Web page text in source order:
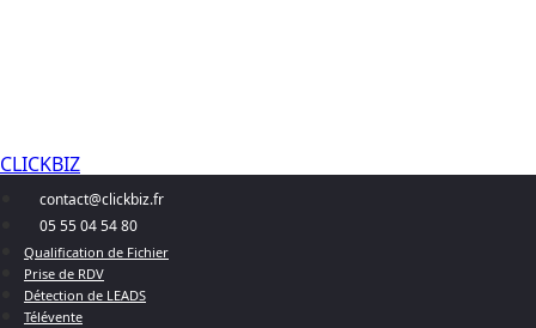
CLICKBIZ
contact@clickbiz.fr
05 55 04 54 80
Qualification de Fichier
Prise de RDV
Détection de LEADS
Télévente